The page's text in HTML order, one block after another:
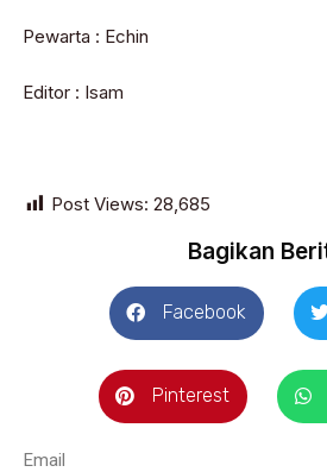
Pewarta : Echin
Editor : Isam
Post Views: 28,685
Bagikan
Facebook
Pinterest
Email